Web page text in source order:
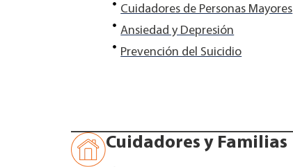
Cuidadores de Personas Mayores
Ansiedad y Depresión
Prevención del Suicidio
Cuidadores y Familias